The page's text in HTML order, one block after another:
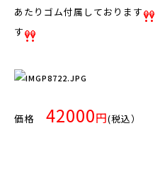
あたりゴム付属しております
す
価格 42000円(税込）